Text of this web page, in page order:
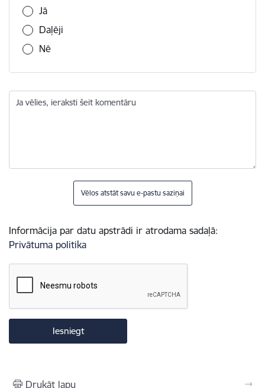
Jā
Daļēji
Nē
Ja vēlies, ieraksti šeit komentāru
Vēlos atstāt savu e-pastu saziņai
Informācija par datu apstrādi ir atrodama sadaļā:
Privātuma politika
Drukāt lapu